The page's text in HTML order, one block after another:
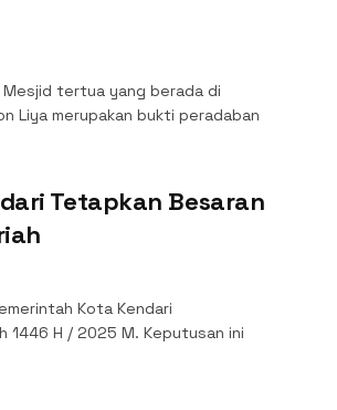
Mesjid tertua yang berada di
Liya merupakan bukti peradaban
Tetapkan Besaran
Kota Kendari
1446 H / 2025 M. Keputusan ini